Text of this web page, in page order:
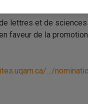
et de sciences
faveur de la
…/